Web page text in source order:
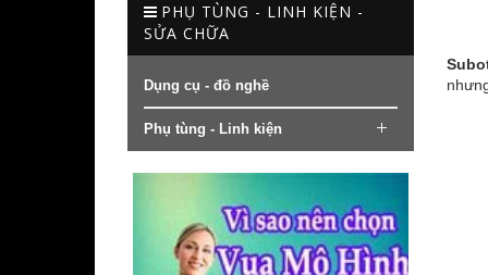
PHỤ TÙNG - LINH KIỆN -
SỬA CHỮA
Dụng cụ - đồ nghề
Phụ tùng - Linh kiện